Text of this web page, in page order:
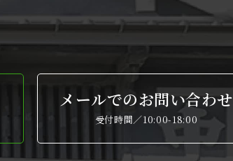
メールでのお問い合わせ
受付時間／10:00-18:00